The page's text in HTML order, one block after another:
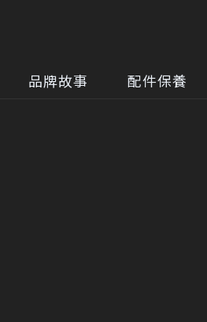
品牌故事 配件保養